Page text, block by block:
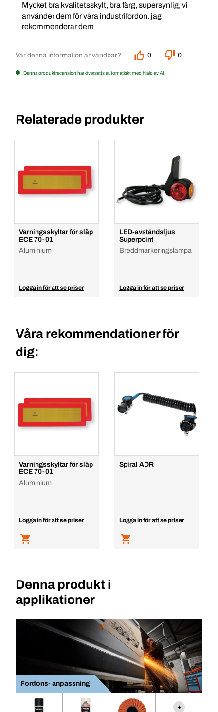
Mycket bra kvalitetsskylt, bra färg, supersynlig, vi
använder dem för våra industrifordon, jag
rekommenderar dem
Var denna information användbar? 0 0
Denna produktrecension har översatts automatiskt med hjälp av AI
Relaterade produkter
Varningsskyltar för släp
ECE 70-01
Aluminium
Logga in för att se priser
LED-avståndsljus
Superpoint
Breddmarkeringslampa
Logga in för att se priser
Våra rekommendationer för
dig:
Varningsskyltar för släp
ECE 70-01
Aluminium
Logga in för att se priser
Spiral ADR
Logga in för att se priser
Denna produkt i
applikationer
Fordons- anpassning
+